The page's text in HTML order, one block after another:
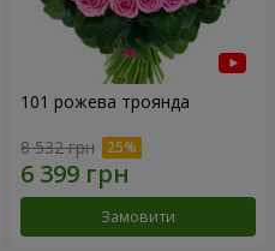
101 рожева троянда
8 532 грн
Замовити